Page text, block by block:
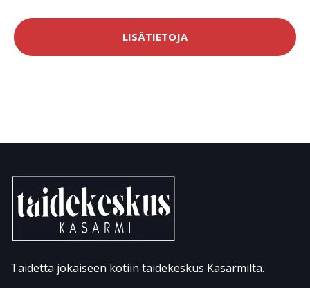
LISÄTIETOJA
Taidetta jokaiseen kotiin taidekeskus Kasarmilta.